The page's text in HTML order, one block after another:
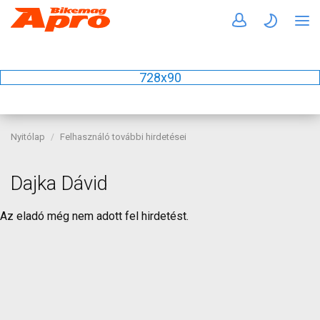
728x90
Nyitólap Felhasználó további hirdetései
Dajka Dávid
Az eladó még nem adott fel hirdetést.